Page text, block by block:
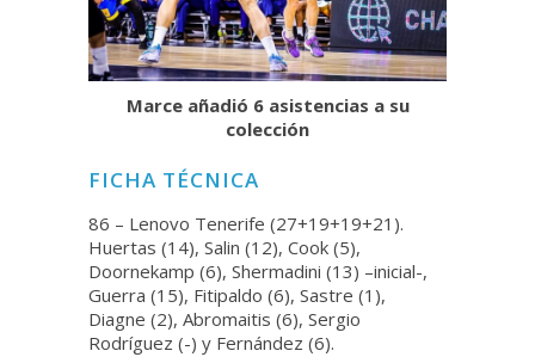
Marce añadió 6 asistencias a su
colección
FICHA TÉCNICA
86 – Lenovo Tenerife (27+19+19+21).
Huertas (14), Salin (12), Cook (5),
Doornekamp (6), Shermadini (13) –inicial-,
Guerra (15), Fitipaldo (6), Sastre (1),
Diagne (2), Abromaitis (6), Sergio
Rodríguez (-) y Fernández (6).